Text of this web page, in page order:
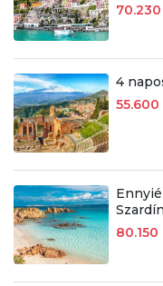
70.230
4
55.600
80.150